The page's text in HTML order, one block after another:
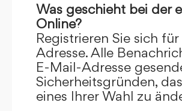
Was geschieht bei der
Online?
Registrieren Sie sich
Adresse. Alle
E-Mail-Adresse
Sicherheitsgründen,
eines Ihrer Wahl zu